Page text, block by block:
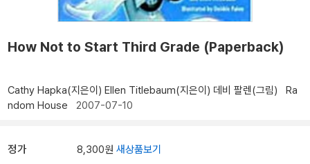
How Not to Start Third Grade (Paperback)
Cathy Hapka(지은이) Ellen Titlebaum(지은이) 데비 팔렌(그림)
Ra
ndom House 2007-07-10
정가 8,300원 새상품보기